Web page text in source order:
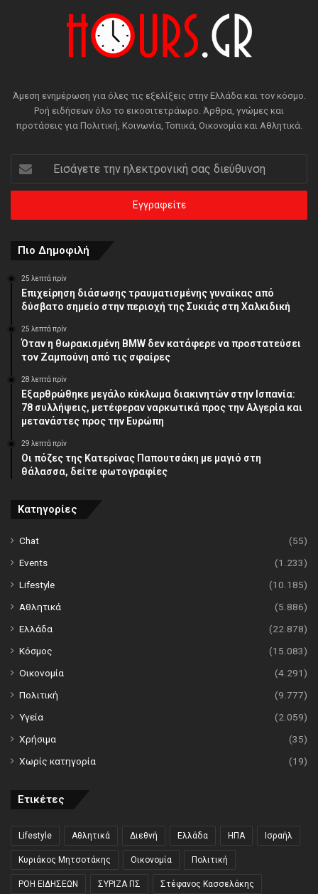
Άμεση ενημέρωση για όλες τις εξελίξεις στην Ελλάδα και τον κόσμο.
Ροή ειδήσεων όλο το εικοσιτετράωρο. Άρθρα, γνώμες και
προτάσεις για Πολιτική, Κοινωνία, Τοπικά, Οικονομία και Αθλητικά.
την
ηλεκτρονική
διεύθυνση
Πιο Δημοφιλή
25 λεπτά πρίν
Επιχείρηση διάσωσης τραυματισμένης γυναίκας από
δύσβατο σημείο στην περιοχή της Συκιάς στη Χαλκιδική
25 λεπτά πρίν
Όταν η θωρακισμένη BMW δεν κατάφερε να προστατεύσει
τον Ζαμπούνη από τις σφαίρες
28 λεπτά πρίν
Εξαρθρώθηκε μεγάλο κύκλωμα διακινητών στην Ισπανία:
78 συλλήψεις, μετέφεραν ναρκωτικά προς την Αλγερία και
μετανάστες προς την Ευρώπη
29 λεπτά πρίν
Οι πόζες της Κατερίνας Παπουτσάκη με μαγιό στη
θάλασσα, δείτε φωτογραφίες
Κατηγορίες
Chat
(55)
Events
(1.233)
Lifestyle
(10.185)
Αθλητικά
(5.886)
Ελλάδα
(22.878)
Κόσμος
(15.083)
Οικονομία
(4.291)
Πολιτική
(9.777)
Υγεία
(2.059)
Χρήσιμα
(35)
Χωρίς κατηγορία
(19)
Ετικέτες
Lifestyle Αθλητικά Διεθνή Ελλάδα ΗΠΑ Ισραήλ
Κυριάκος Μητσοτάκης Οικονομία Πολιτική
ΡΟΗ ΕΙΔΗΣΕΩΝ ΣΥΡΙΖΑ ΠΣ Στέφανος Κασσελάκης